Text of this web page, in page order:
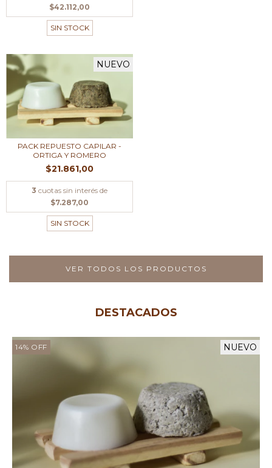
$42.112,00
SIN STOCK
NUEVO
PACK REPUESTO CAPILAR -
ORTIGA Y ROMERO
$21.861,00
3 cuotas sin interés de
$7.287,00
SIN STOCK
VER TODOS LOS PRODUCTOS
DESTACADOS
14% OFF NUEVO